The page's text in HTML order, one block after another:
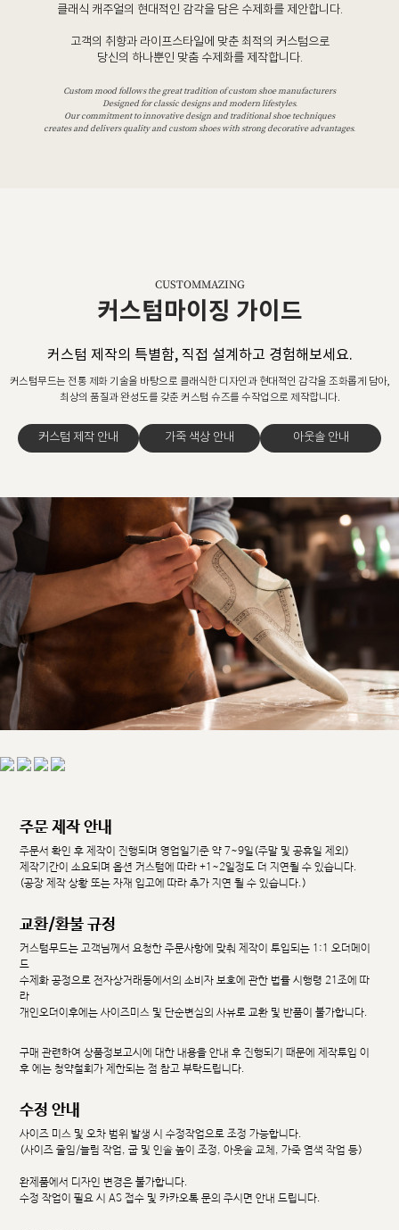
클래식 캐주얼의 현대적인 감각을 담은 수제화를 제안합니다.
고객의 취향과 라이프스타일에 맞춘 최적의 커스텀으로
당신의 하나뿐인 맞춤 수제화를 제작합니다.
Custom mood follows the great tradition of custom shoe manufacturers
Designed for classic designs and modern lifestyles.
Our commitment to innovative design and traditional shoe techniques
creates and delivers quality and custom shoes with strong decorative advantages.
CUSTOMMAZING
커스텀마이징 가이드
커스텀 제작의 특별함, 직접 설계하고 경험해보세요.
커스텀무드는 전통 제화 기술을 바탕으로 클래식한 디자인과 현대적인 감각을 조화롭게 담아,
최상의 품질과 완성도를 갖춘 커스텀 슈즈를 수작업으로 제작합니다.
커스텀 제작 안내 가죽 색상 안내 아웃솔 안내
주문 제작 안내
주문서 확인 후 제작이 진행되며 영업일기준 약 7~9일(주말 및 공휴일 제외)
제작기간이 소요되며 옵션 커스텀에 따라 +1~2일정도 더 지연될 수 있습니다.
(공장 제작 상황 또는 자재 입고에 따라 추가 지연 될 수 있습니다.)
교환/환불 규정
커스텀무드는 고객님께서 요청한 주문사항에 맞춰 제작이 투입되는 1:1 오더메이
드
수제화 공정으로 전자상거래등에서의 소비자 보호에 관한 법률 시행령 21조에 따
라
개인오더이후에는 사이즈미스 및 단순변심의 사유로 교환 및 반품이 불가합니다.
구매 관련하여 상품정보고시에 대한 내용을 안내 후 진행되기 때문에 제작투입 이
후 에는 청약철회가 제한되는 점 참고 부탁드립니다.
수정 안내
사이즈 미스 및 오차 범위 발생 시 수정작업으로 조정 가능합니다.
(사이즈 줄임/늘림 작업, 굽 및 인솔 높이 조정, 아웃솔 교체, 가죽 염색 작업 등)
완제품에서 디자인 변경은 불가합니다.
수정 작업이 필요 시 AS 접수 및 카카오톡 문의 주시면 안내 드립니다.